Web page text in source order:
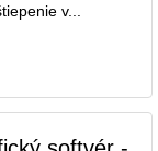
v...